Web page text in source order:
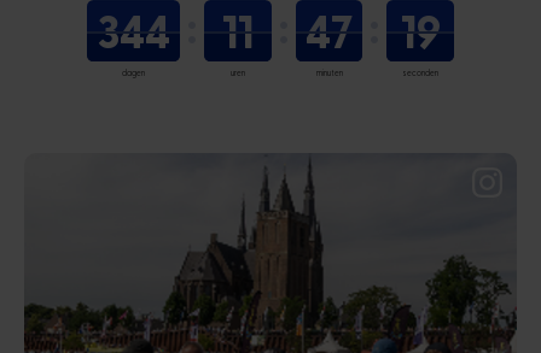
344
dagen
11
uren
47
minuten
18
seconden